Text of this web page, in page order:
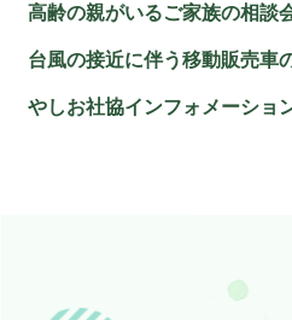
高齢の親がいるご家族の相談
台風の接近に伴う移動販売車
やしお社協インフォメーショ